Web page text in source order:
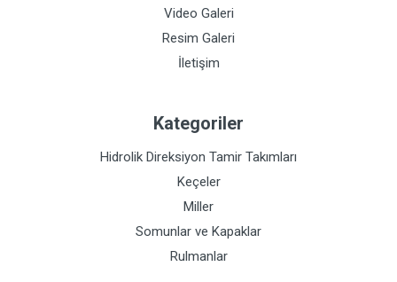
Video Galeri
Resim Galeri
İletişim
Kategoriler
Hidrolik Direksiyon Tamir Takımları
Keçeler
Miller
Somunlar ve Kapaklar
Rulmanlar